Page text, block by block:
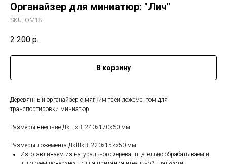
Органайзер для миниатюр: "Лич"
SKU: ОМ18
2 200 р.
В корзину
Деревянный органайзер с мягким трей ложементом для
транспортировки миниатюр
Размеры внешние ДхШхВ: 240х170х60 мм
Размеры ложемента ДхШхВ: 220х157х50 мм
Изготавливаем из натурального дерева, тщательно обрабатываем и